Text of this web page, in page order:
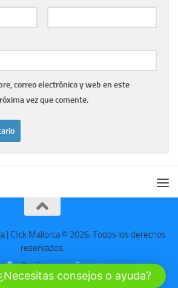
correo electrónico y web en este
vez que comente.
| Click Mallorca © 2026. Todos los derechos
reservados.
- Diseñado con elTema Hueman
consejos o ayuda?